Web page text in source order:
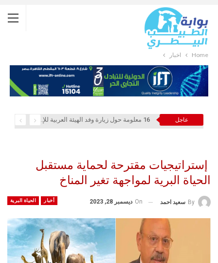
Home أخبار
عاجل 16 معلومة حول زيارة وفد الهيئة العربية للإستثمار والإنماء الزراعي إلي السعودية
إستراتيجيات مقترحة لحماية مستقبل
الحياة البرية لمواجهة تغير المناخ
أخبار الحياة البرية By سعيد احمد On ديسمبر 28, 2023